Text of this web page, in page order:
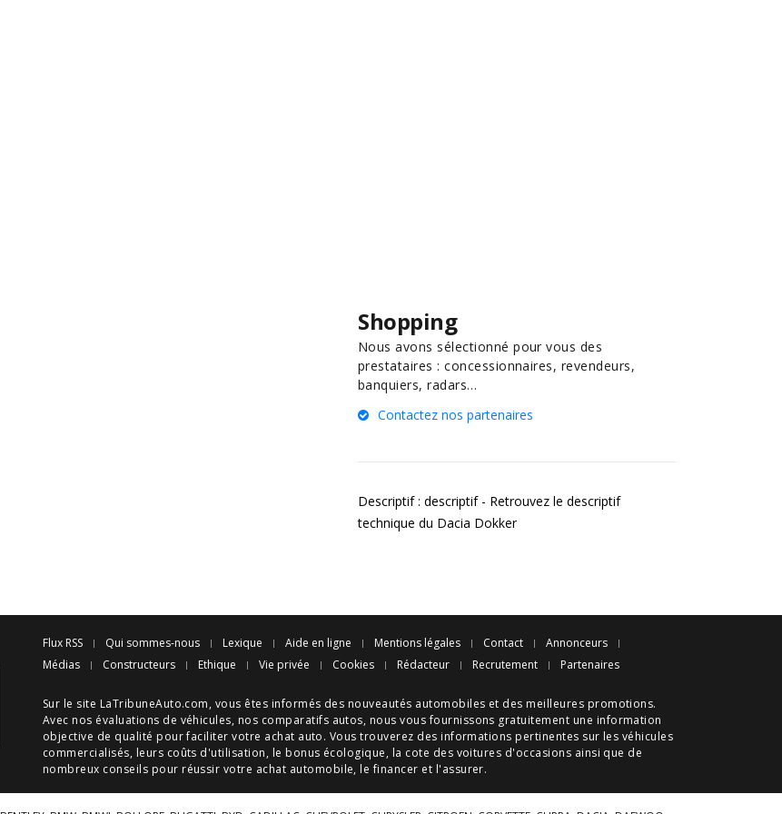
Shopping
Nous avons sélectionné pour vous des
prestataires : concessionnaires, revendeurs,
banquiers, radars…
Contactez nos partenaires
Descriptif : descriptif - Retrouvez le descriptif
technique du Dacia Dokker
Flux RSS Qui sommes-nous Lexique Aide en ligne Mentions légales Contact
Annonceurs
Médias
Constructeurs Ethique Vie privée Cookies Rédacteur Recrutement Partenaires
Sur le site LaTribuneAuto.com, vous êtes informés des nouveautés automobiles et des meilleures promotions.
Avec nos évaluations de véhicules, nos comparatifs autos, nous vous fournissons gratuitement une information
objective de qualité pour faciliter votre achat auto. Vous trouverez des informations pertinentes sur les véhicules
commercialisés, leurs coûts d'utilisation, le bonus écologique, la cote des voitures d'occasions ainsi que de
nombreux conseils pour réussir votre achat automobile, le financer et l'assurer.